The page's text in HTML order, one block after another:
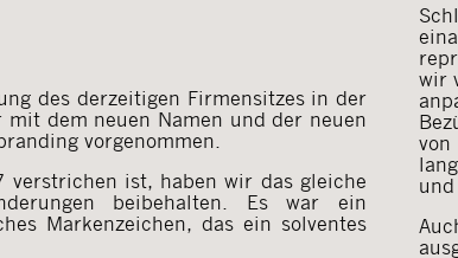
des derzeitigen Firmensitzes in der
dem neuen Namen und der neuen
vorgenommen.
ist, haben wir das gleiche
beibehalten. Es war ein
Markenzeichen, das ein solventes
wir
von
und